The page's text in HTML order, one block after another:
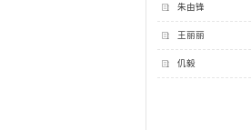
朱由锋
王丽丽
仉毅